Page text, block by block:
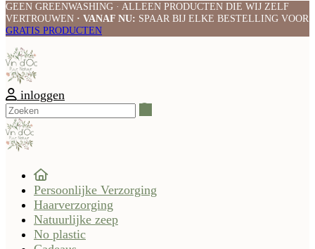
GEEN GREENWASHING · ALLEEN PRODUCTEN DIE WIJ ZELF
VERTROUWEN · VANAF NU: SPAAR BIJ ELKE BESTELLING VOOR
GRATIS PRODUCTEN
inloggen
Persoonlijke Verzorging
Haarverzorging
Natuurlijke zeep
No plastic